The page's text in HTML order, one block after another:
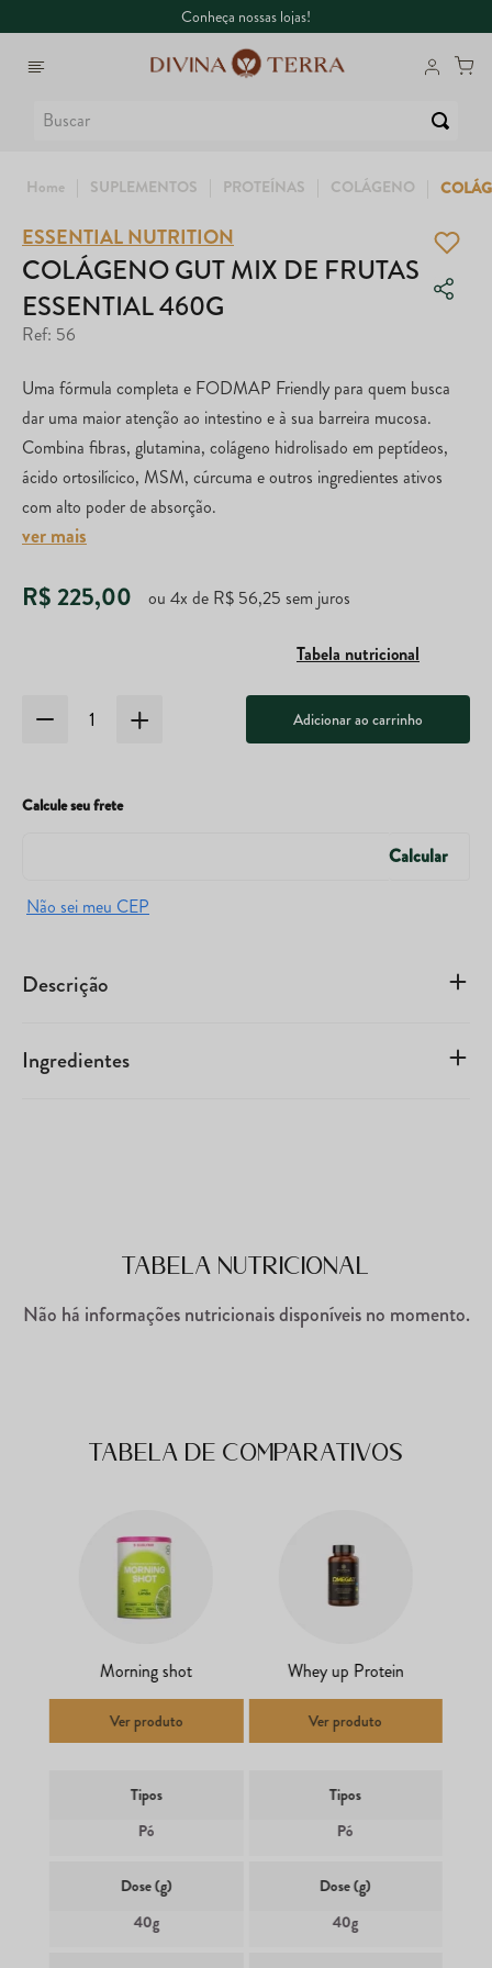
Conheça nossas lojas!
SUPLEMENTOS PROTEÍNAS COLÁGENO
ESSENTIAL NUTRITION
COLÁGENO GUT MIX DE FRUTAS
ESSENTIAL 460G
Ref: 56
Uma fórmula completa e FODMAP Friendly para quem busca
dar uma maior atenção ao intestino e à sua barreira mucosa.
Combina fibras, glutamina, colágeno hidrolisado em peptídeos,
ácido ortosilícico, MSM, cúrcuma e outros ingredientes ativos
com alto poder de absorção.
ver mais
R$225,00 ou 4x de R$ 56,25 sem juros
Tabela nutricional
Adicionar ao carrinho
Calcule seu frete
Descrição
Ingredientes
Tabela Nutricional
Não há informações nutricionais disponíveis no momento.
Tabela de comparativos
Morning shot
Ver produto
Tipos
Pó
Dose (g)
40g
Whey up Protein
Ver produto
Tipos
Pó
Dose (g)
40g
1º Whey
2º Creatina
5º Magnésio
6º Dux
Colágeno
10º True